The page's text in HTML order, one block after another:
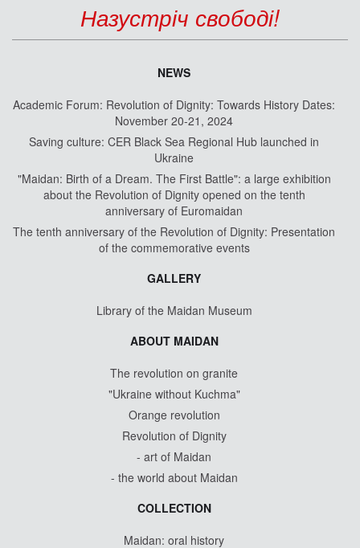
Назустріч свободі!
NEWS
Academic Forum: Revolution of Dignity: Towards History Dates:
November 20-21, 2024
Saving culture: CER Black Sea Regional Hub launched in
Ukraine
"Maidan: Birth of a Dream. The First Battle": a large exhibition
about the Revolution of Dignity opened on the tenth
anniversary of Euromaidan
The tenth anniversary of the Revolution of Dignity: Presentation
of the commemorative events
GALLERY
Library of the Maidan Museum
ABOUT MAIDAN
The revolution on granite
"Ukraine without Kuchma"
Orange revolution
Revolution of Dignity
- art of Maidan
- the world about Maidan
COLLECTION
Maidan: oral history